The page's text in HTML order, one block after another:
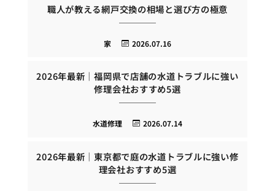
職人が教える網戸交換の相場と選び方の極意
2026.07.16
家
2026年最新｜福岡県で店舗の水道トラブルに強い
修理会社おすすめ5選
2026.07.14
水道修理
2026年最新｜東京都で庭の水道トラブルに強い修
理会社おすすめ5選